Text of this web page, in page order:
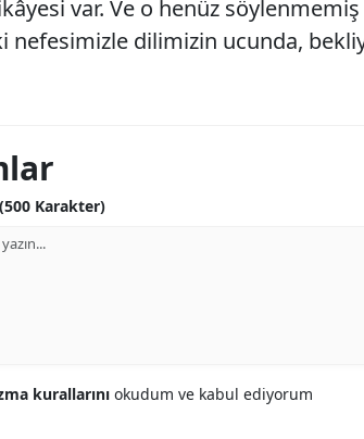
var. Ve o henüz
nefesimizle dilimizin ucunda,
Karakter)
kurallarını okudum ve kabul ediyorum